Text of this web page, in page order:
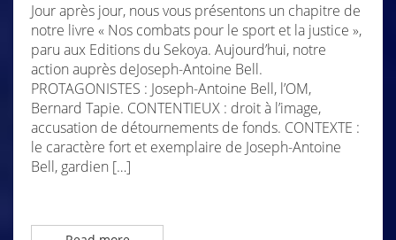
Jour après jour, nous vous présentons un chapitre de
notre livre « Nos combats pour le sport et la justice »,
paru aux Editions du Sekoya. Aujourd’hui, notre
action auprès deJoseph-Antoine Bell.
PROTAGONISTES : Joseph-Antoine Bell, l’OM,
Bernard Tapie. CONTENTIEUX : droit à l’image,
accusation de détournements de fonds. CONTEXTE :
le caractère fort et exemplaire de Joseph-Antoine
Bell, gardien […]